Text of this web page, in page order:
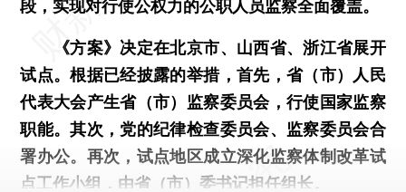
段，实现对行使公权力的公职人员监察全面覆盖。
《方案》决定在北京市、山西省、浙江省展开
试点。根据已经披露的举措，首先，省（市）人民
代表大会产生省（市）监察委员会，行使国家监察
职能。其次，党的纪律检查委员会、监察委员会合
署办公。再次，试点地区成立深化监察体制改革试
点工作小组，由省（市）委书记担任组长。